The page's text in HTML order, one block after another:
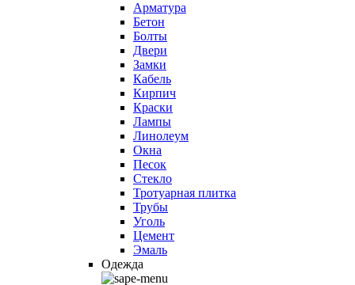
Арматура
Бетон
Болты
Двери
Замки
Кабель
Кирпич
Краски
Лампы
Линолеум
Окна
Песок
Стекло
Тротуарная плитка
Трубы
Уголь
Цемент
Эмаль
Одежда